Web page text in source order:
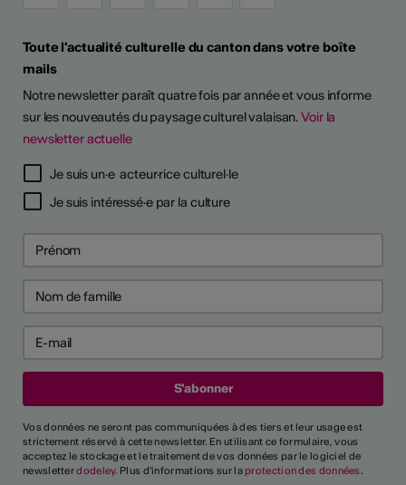
Toute l'actualité culturelle du canton dans votre boîte
mails
Notre newsletter paraît quatre fois par année et vous informe
sur les nouveautés du paysage culturel valaisan.Voir la
newsletter actuelle
Je suis un·e acteur·rice culturel·le
Je suis intéressé·e par la culture
Vos données ne seront pas communiquées à des tiers et leur usage est
strictement réservé à cette newsletter. En utilisant ce formulaire, vous
acceptez le stockage et le traitement de vos données par le logiciel de
newsletterdodeley. Plus d'informations sur la protection des données.